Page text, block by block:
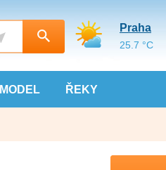
MODEL ŘEKY
Praha
25.7 °C